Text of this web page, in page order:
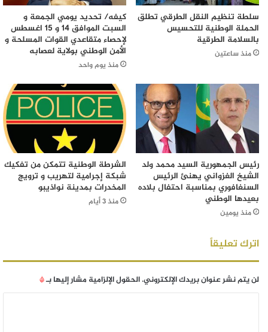
سلطة تنظيم النقل الطرقي تطلق
الحملة الوطنية للتحسيس
بالسلامة الطرقية
منذ ساعتين
كيفه/ تحديد يومي الجمعة و
السبت الموافق 14 و 15 اغسطس
لإحصاء متقاعدي القوات المسلحة و
الأمن الوطني بولاية لعصابه
منذ يوم واحد
رئيس الجمهورية السيد محمد ولد
الشيخ الغزواني يهنئ الرئيس
السنغافوري بمناسبة احتفال بلاده
بعيدها الوطني
منذ يومين
الشرطة الوطنية تتمكن من تفكيك
شبكة إجرامية لتهريب و ترويج
المخدرات بمدينة نواذيبو
منذ 3 أيام
اترك تعليقاً
لن يتم نشر عنوان بريدك الإلكتروني.الحقول الإلزامية مشار إليها بـ*